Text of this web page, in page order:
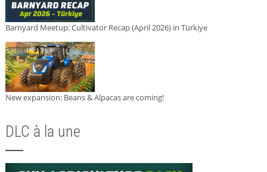
Barnyard Meetup: Cultivator Recap (April 2026) in Türkiye
New expansion: Beans & Alpacas are coming!
DLC à la une